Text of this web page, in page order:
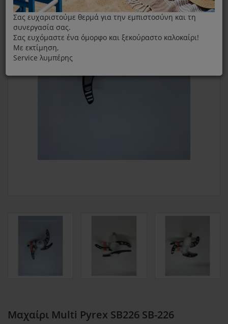
Μαχαίρι Multi Pyrex SB226 SB-226
Σας ευχαριστούμε θερμά για την εμπιστοσύνη και τη
συνεργασία σας.
Σας ευχόμαστε ένα όμορφο και ξεκούραστο καλοκαίρι!
Με εκτίμηση,
Service λυμπέρης